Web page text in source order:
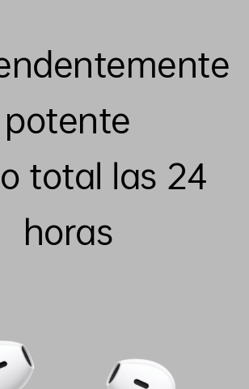
potente
total las 24
horas